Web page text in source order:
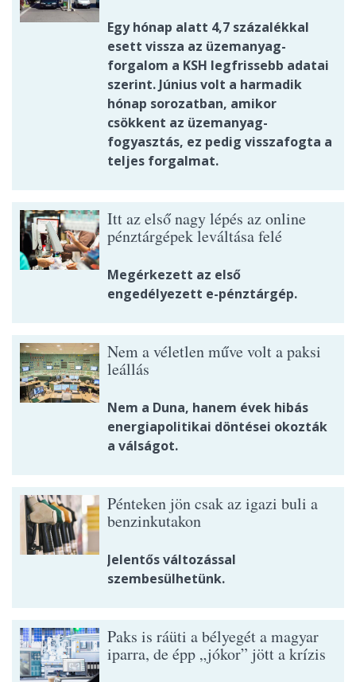
Egy hónap alatt 4,7 százalékkal
esett vissza az üzemanyag-
forgalom a KSH legfrissebb adatai
szerint. Június volt a harmadik
hónap sorozatban, amikor
csökkent az üzemanyag-
fogyasztás, ez pedig visszafogta a
teljes forgalmat.
Itt az első nagy lépés az online
pénztárgépek leváltása felé
Megérkezett az első
engedélyezett e-pénztárgép.
Nem a véletlen műve volt a paksi
leállás
Nem a Duna, hanem évek hibás
energiapolitikai döntései okozták
a válságot.
Pénteken jön csak az igazi buli a
benzinkutakon
Jelentős változással
szembesülhetünk.
Paks is ráüti a bélyegét a magyar
iparra, de épp „jókor” jött a krízis